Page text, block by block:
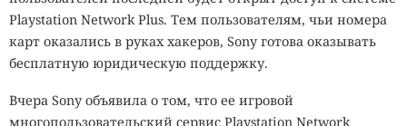
Playstation Network Plus. Тем пользователям, чьи номера
карт оказались в руках хакеров, Sony готова оказывать
бесплатную юридическую поддержку.
Вчера Sony объявила о том, что ее игровой
многопользовательский сервис Playstation Network